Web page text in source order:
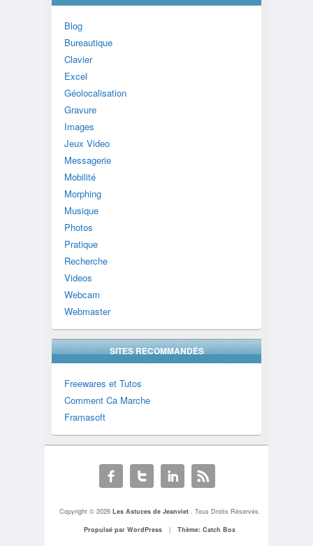
Blog
Bureautique
Clavier
Excel
Géolocalisation
Gravure
Images
Jeux Video
Messagerie
Mobilité
Morphing
Musique
Photos
Pratique
Recherche
Videos
Webcam
Webmaster
SITES RECOMMANDÉS
Freewares et Tutos
Comment Ca Marche
Framasoft
Copyright © 2026 Les Astuces de Jeanviet . Tous Droits Réservés.
Propulsé par WordPress
| Thème: Catch Box